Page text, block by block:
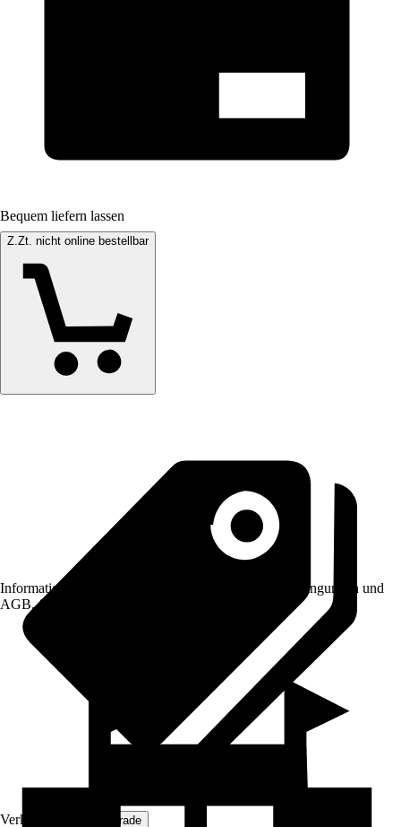
Bequem liefern lassen
Z.Zt. nicht online bestellbar
Verkauf durch: Hoortrade
Informationen des Verkäufers, wie z. B. Rückgabebedingungen und
AGB, finden Sie bei Klick auf den Verkäufernamen.